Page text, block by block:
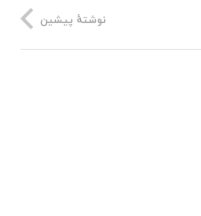
نوشتهٔ پیشین